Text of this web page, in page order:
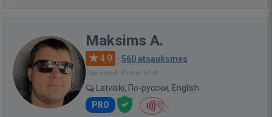
Maksims A.
4.9 · 560 atsauksmes
Bija vietnē: Pirms 14 st.
Latviski, По-русски, English
PRO